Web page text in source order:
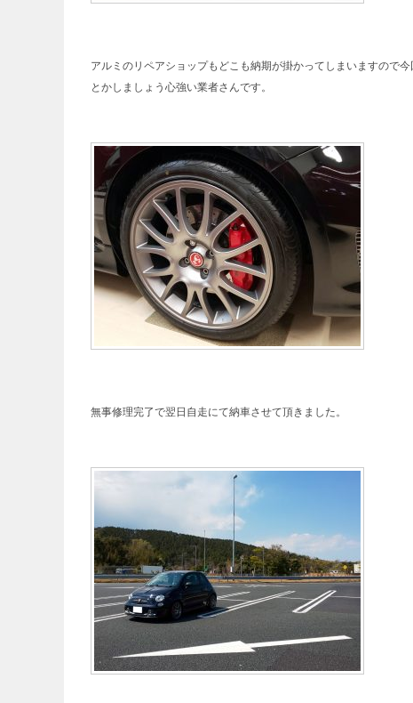
アルミのリペアショップもどこも納期が掛かってしまいますので
とかしましょう心強い業者さんです。
無事修理完了で翌日自走にて納車させて頂きました。